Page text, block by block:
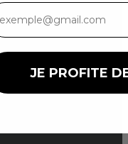
JE PROFITE